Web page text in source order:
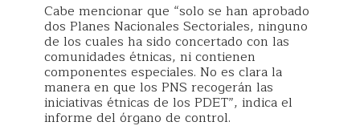
Cabe mencionar que “solo se han aprobado
dos Planes Nacionales Sectoriales, ninguno
de los cuales ha sido concertado con las
comunidades étnicas, ni contienen
componentes especiales. No es clara la
manera en que los PNS recogerán las
iniciativas étnicas de los PDET”, indica el
informe del órgano de control.